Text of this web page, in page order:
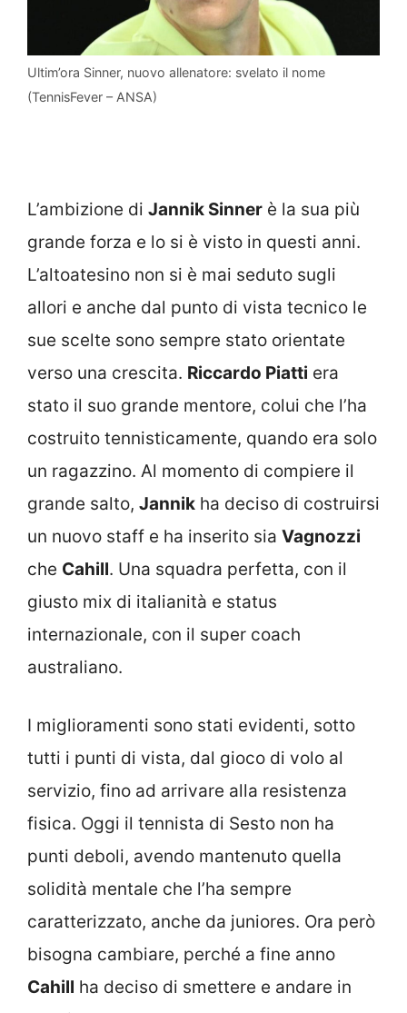
Ultim’ora Sinner, nuovo allenatore: svelato il nome
(TennisFever – ANSA)
L’ambizione di Jannik Sinner è la sua più
grande forza e lo si è visto in questi anni.
L’altoatesino non si è mai seduto sugli
allori e anche dal punto di vista tecnico le
sue scelte sono sempre stato orientate
verso una crescita. Riccardo Piatti era
stato il suo grande mentore, colui che l’ha
costruito tennisticamente, quando era solo
un ragazzino. Al momento di compiere il
grande salto, Jannik ha deciso di costruirsi
un nuovo staff e ha inserito sia Vagnozzi
che Cahill. Una squadra perfetta, con il
giusto mix di italianità e status
internazionale, con il super coach
australiano.
I miglioramenti sono stati evidenti, sotto
tutti i punti di vista, dal gioco di volo al
servizio, fino ad arrivare alla resistenza
fisica. Oggi il tennista di Sesto non ha
punti deboli, avendo mantenuto quella
solidità mentale che l’ha sempre
caratterizzato, anche da juniores. Ora però
bisogna cambiare, perché a fine anno
Cahill ha deciso di smettere e andare in